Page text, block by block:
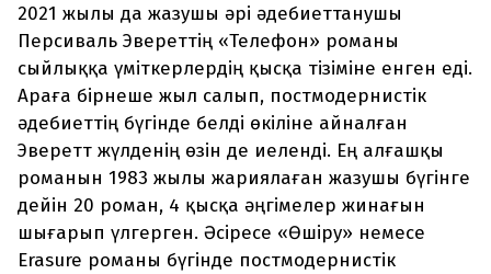
2021 жылы да жазушы әрі әдебиеттанушы
Персиваль Эвереттің «Телефон» романы
сыйлыққа үміткерлердің қысқа тізіміне енген еді.
Араға бірнеше жыл салып, постмодернистік
әдебиеттің бүгінде белді өкіліне айналған
Эверетт жүлденің өзін де иеленді. Ең алғашқы
романын 1983 жылы жариялаған жазушы бүгінге
дейін 20 роман, 4 қысқа әңгімелер жинағын
шығарып үлгерген. Әсіресе «Өшіру» немесе
Erasure романы бүгінде постмодернистік